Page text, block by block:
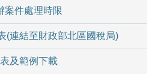
案件處理時限
(連結至財政部北區國稅局)
及範例下載